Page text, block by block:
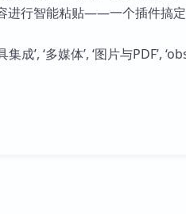
进行智能粘贴——一个插件搞
成’, ‘多媒体’, ‘图片与PDF’,